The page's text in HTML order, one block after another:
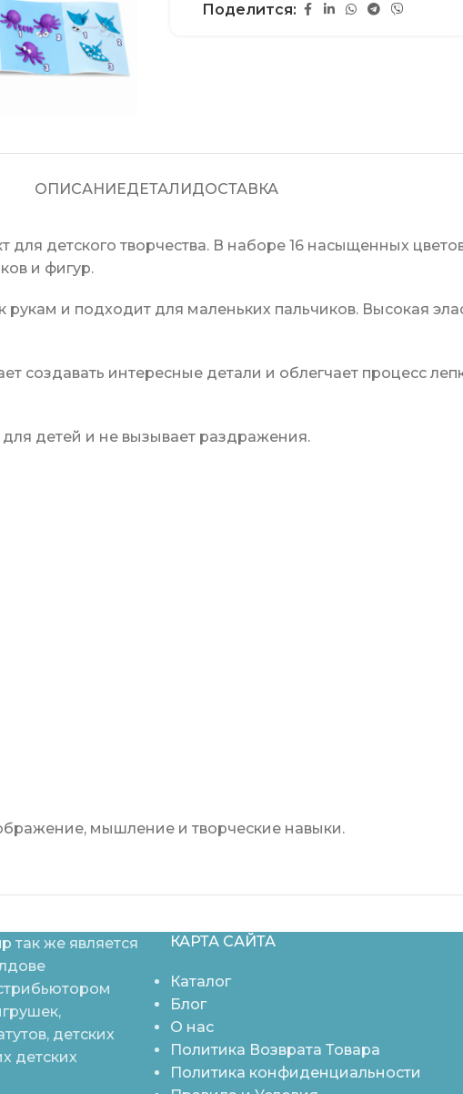
Поделится:
ОПИСАНИЕДЕТАЛИДОСТАВКА
детского творчества. В наборе 16 насыщенных
и фигур.
и подходит для маленьких пальчиков. Высокая
создавать интересные детали и облегчает процесс
детей и не вызывает раздражения.
мышление и творческие навыки.
так же является
детских
детских
КАРТА САЙТА
Каталог
Блог
О нас
Политика Возврата Товара
Политика конфиденциальности